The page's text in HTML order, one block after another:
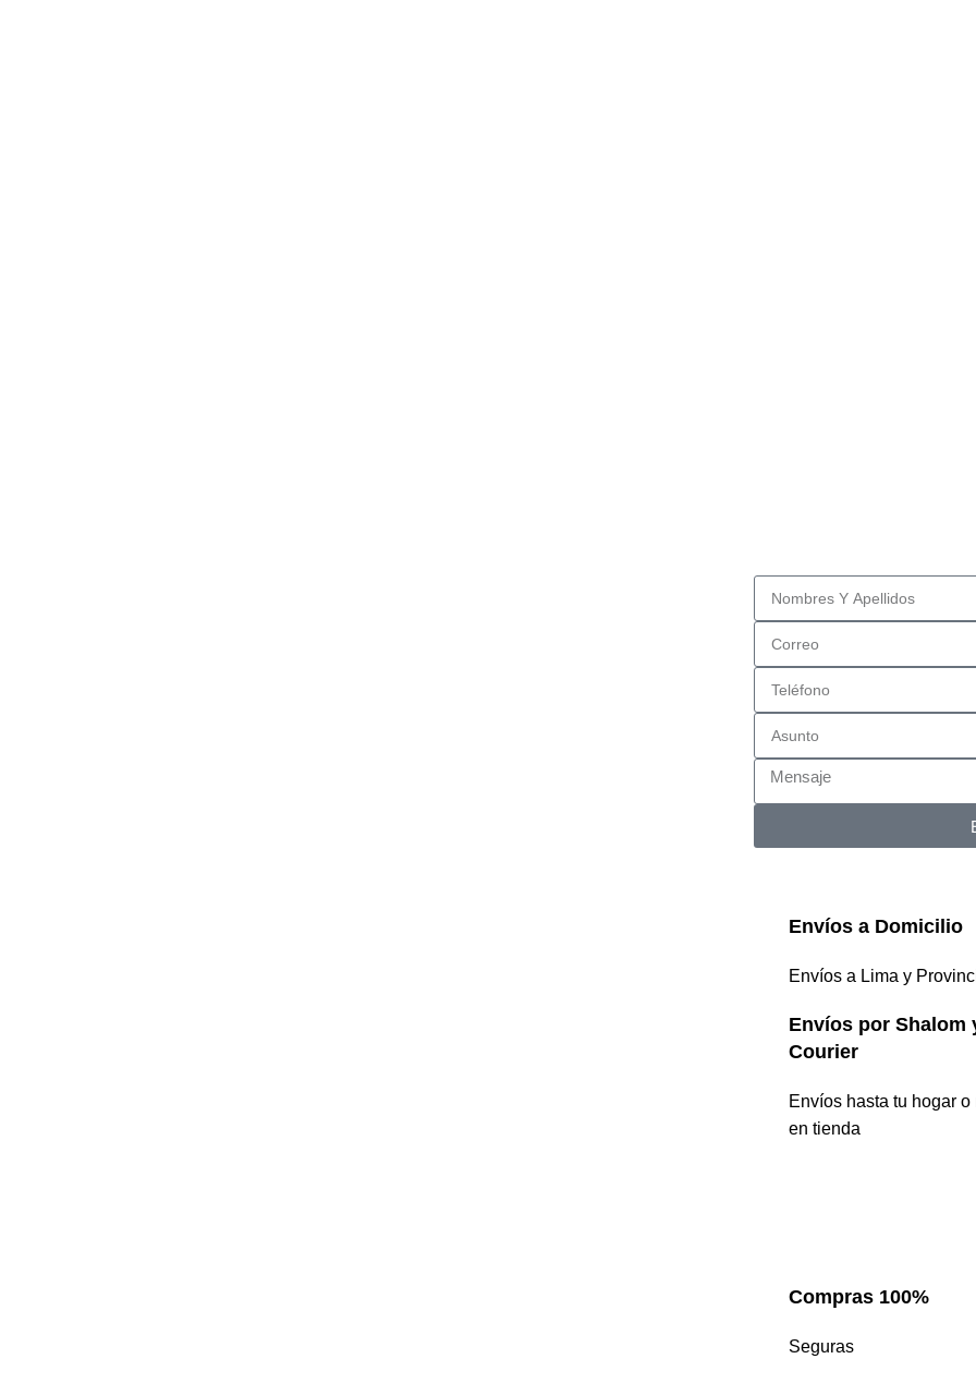
Envíos a Domicilio
Envíos a Lima y
Envíos por Shalom
Courier
Envíos hasta tu hogar o
en tienda
Compras 100%
Seguras